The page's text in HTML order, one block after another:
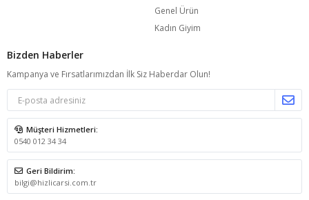
Genel Ürün
Kadın Giyim
Bizden Haberler
Kampanya ve Fırsatlarımızdan İlk Siz Haberdar Olun!
Müşteri Hizmetleri:
0540 012 34 34
Geri Bildirim:
bilgi@hizlicarsi.com.tr